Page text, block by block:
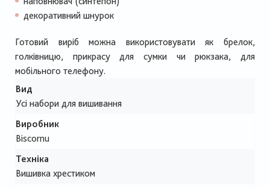
декоративний шнурок
Готовий виріб можна використовувати як брелок,
голківницю, прикрасу для сумки чи рюкзака, для
мобільного телефону.
Вид
Усі набори для вишивання
Виробник
Biscornu
Техніка
Вишивка хрестиком